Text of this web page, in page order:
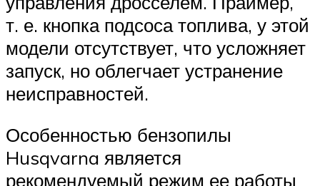
т. е. кнопка подсоса топлива, у этой
модели отсутствует, что усложняет
запуск, но облегчает устранение
неисправностей.
Особенностью бензопилы
Husqvarna является
рекомендуемый режим ее работы